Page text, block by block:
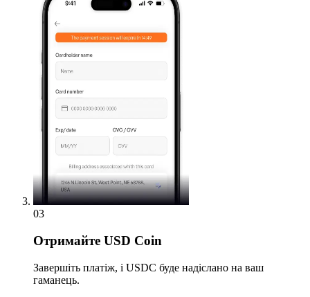
03
Отримайте USD Coin
Завершіть платіж, і USDC буде надіслано на ваш
гаманець.